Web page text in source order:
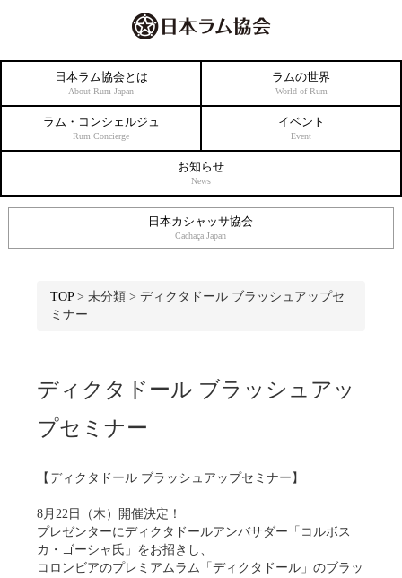
日本ラム協会とは
About Rum Japan
ラムの世界
World of Rum
ラム・コンシェルジュ
Rum Concierge
イベント
Event
お知らせ
News
日本カシャッサ協会
Cachaça Japan
TOP>未分類 >ディクタドール ブラッシュアップセ
ミナー
ディクタドール ブラッシュアッ
プセミナー
【ディクタドール ブラッシュアップセミナー】
8月22日（木）開催決定！
プレゼンターにディクタドールアンバサダー「コルボス
カ・ゴーシャ氏」をお招きし、
コロンビアのプレミアムラム「ディクタドール」のブラッ